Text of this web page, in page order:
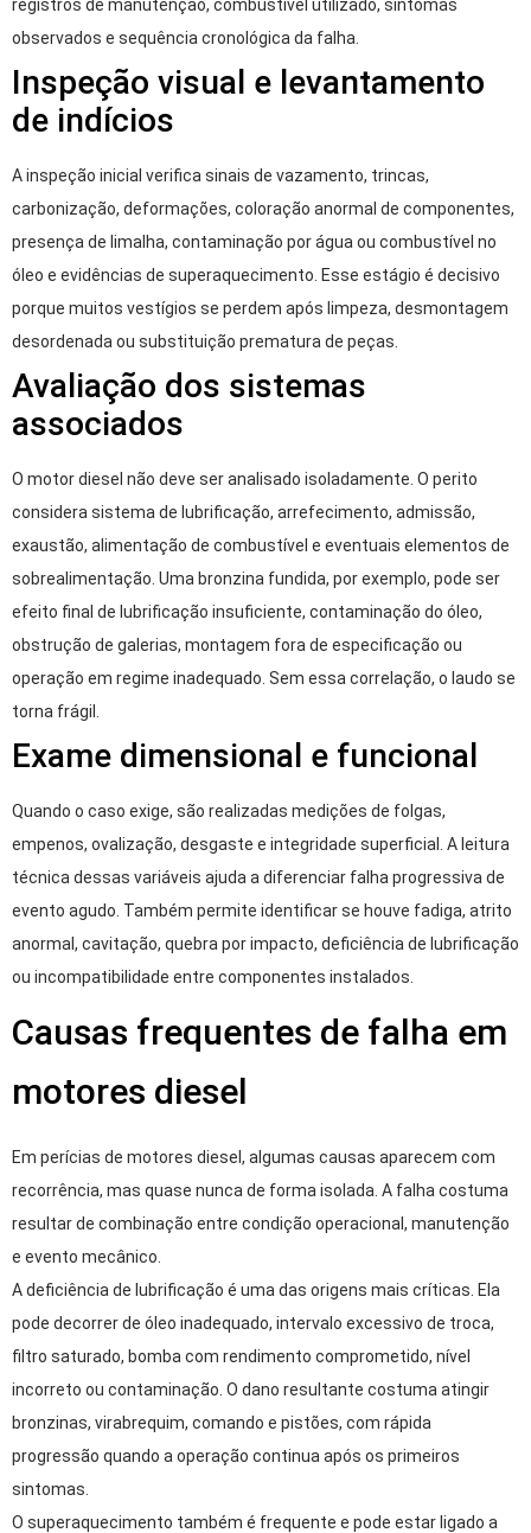
registros de manutenção, combustível utilizado, sintomas
observados e sequência cronológica da falha.
Inspeção visual e levantamento
de indícios
A inspeção inicial verifica sinais de vazamento, trincas,
carbonização, deformações, coloração anormal de componentes,
presença de limalha, contaminação por água ou combustível no
óleo e evidências de superaquecimento. Esse estágio é decisivo
porque muitos vestígios se perdem após limpeza, desmontagem
desordenada ou substituição prematura de peças.
Avaliação dos sistemas
associados
O motor diesel não deve ser analisado isoladamente. O perito
considera sistema de lubrificação, arrefecimento, admissão,
exaustão, alimentação de combustível e eventuais elementos de
sobrealimentação. Uma bronzina fundida, por exemplo, pode ser
efeito final de lubrificação insuficiente, contaminação do óleo,
obstrução de galerias, montagem fora de especificação ou
operação em regime inadequado. Sem essa correlação, o laudo se
torna frágil.
Exame dimensional e funcional
Quando o caso exige, são realizadas medições de folgas,
empenos, ovalização, desgaste e integridade superficial. A leitura
técnica dessas variáveis ajuda a diferenciar falha progressiva de
evento agudo. Também permite identificar se houve fadiga, atrito
anormal, cavitação, quebra por impacto, deficiência de lubrificação
ou incompatibilidade entre componentes instalados.
Causas frequentes de falha em
motores diesel
Em perícias de motores diesel, algumas causas aparecem com
recorrência, mas quase nunca de forma isolada. A falha costuma
resultar de combinação entre condição operacional, manutenção
e evento mecânico.
A deficiência de lubrificação é uma das origens mais críticas. Ela
pode decorrer de óleo inadequado, intervalo excessivo de troca,
filtro saturado, bomba com rendimento comprometido, nível
incorreto ou contaminação. O dano resultante costuma atingir
bronzinas, virabrequim, comando e pistões, com rápida
progressão quando a operação continua após os primeiros
sintomas.
O superaquecimento também é frequente e pode estar ligado a